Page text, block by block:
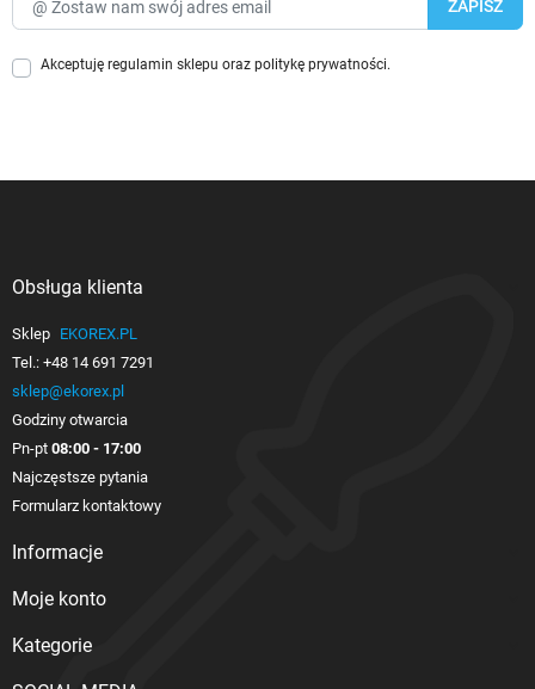
Akceptuję regulamin sklepu oraz politykę prywatności.
Obsługa klienta
Sklep EKOREX.PL
Tel.: +48 14 691 7291
sklep@ekorex.pl
Godziny otwarcia
Pn-pt 08:00 - 17:00
Najczęstsze pytania
Formularz kontaktowy
Informacje
Moje konto
Kategorie